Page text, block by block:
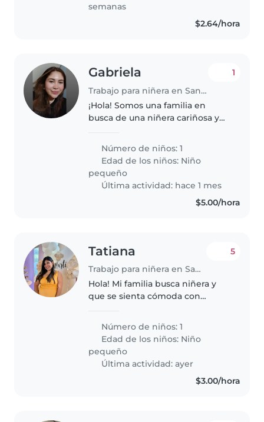
semanas
$2.64/hora
Gabriela
Trabajo para niñera en Santa Tecla
1
¡Hola! Somos una familia en
busca de una niñera cariñosa y
Nuestro hijo es muy juguetón y
curioso, y nos encantaría
encontrar a..
Número de niños: 1
Edad de los niños: Niño
pequeño
Última actividad: hace 1 mes
$5.00/hora
Tatiana
Trabajo para niñera en Santa Tecla
5
Hola! Mi familia busca niñera y
que se sienta cómoda con
orden y cocina, mi hija tiene 4
años y en la mañana sería de
ordenar y limpiar casa, realizar..
Número de niños: 1
Edad de los niños: Niño
pequeño
Última actividad: ayer
$3.00/hora